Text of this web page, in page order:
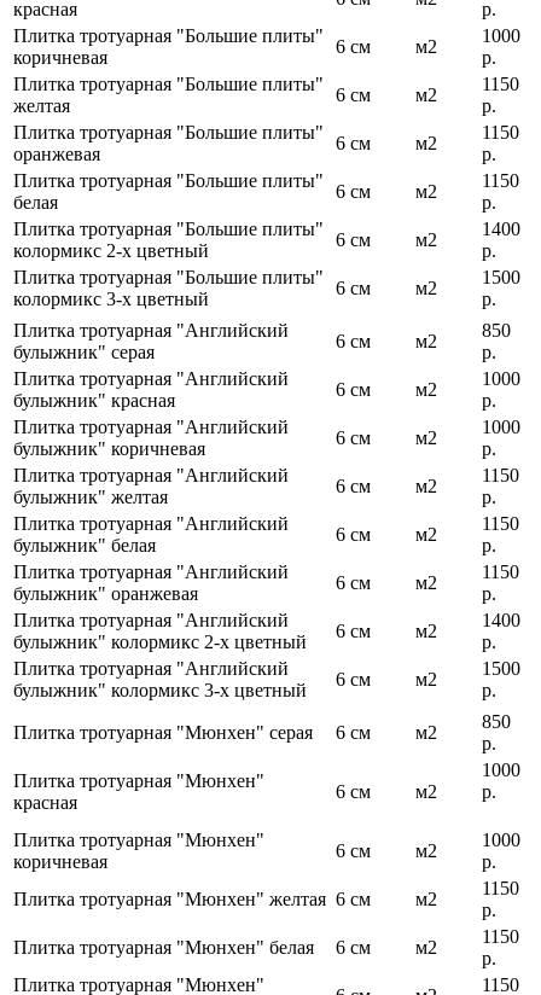
красная
р.
Плитка тротуарная "Большие плиты"
коричневая
6 см м2
1000
р.
Плитка тротуарная "Большие плиты"
желтая
6 см м2
1150
р.
Плитка тротуарная "Большие плиты"
оранжевая
6 см м2
1150
р.
Плитка тротуарная "Большие плиты"
белая
6 см м2
1150
р.
Плитка тротуарная "Большие плиты"
колормикс 2-х цветный
6 см м2
1400
р.
Плитка тротуарная "Большие плиты"
колормикс 3-х цветный
6 см м2
1500
р.
Плитка тротуарная "Английский
булыжник" серая
6 см м2
850
р.
Плитка тротуарная "Английский
булыжник" красная
6 см м2
1000
р.
Плитка тротуарная "Английский
булыжник" коричневая
6 см м2
1000
р.
Плитка тротуарная "Английский
булыжник" желтая
6 см м2
1150
р.
Плитка тротуарная "Английский
булыжник" белая
6 см м2
1150
р.
Плитка тротуарная "Английский
булыжник" оранжевая
6 см м2
1150
р.
Плитка тротуарная "Английский
булыжник" колормикс 2-х цветный
6 см м2
1400
р.
Плитка тротуарная "Английский
булыжник" колормикс 3-х цветный
6 см м2
1500
р.
Плитка тротуарная "Мюнхен" серая 6 см м2
850
р.
Плитка тротуарная "Мюнхен"
красная
6 см м2
1000
р.
Плитка тротуарная "Мюнхен"
коричневая
6 см м2
1000
р.
Плитка тротуарная "Мюнхен" желтая 6 см м2
1150
р.
Плитка тротуарная "Мюнхен" белая
6 см м2
1150
р.
Плитка тротуарная "Мюнхен"
1150